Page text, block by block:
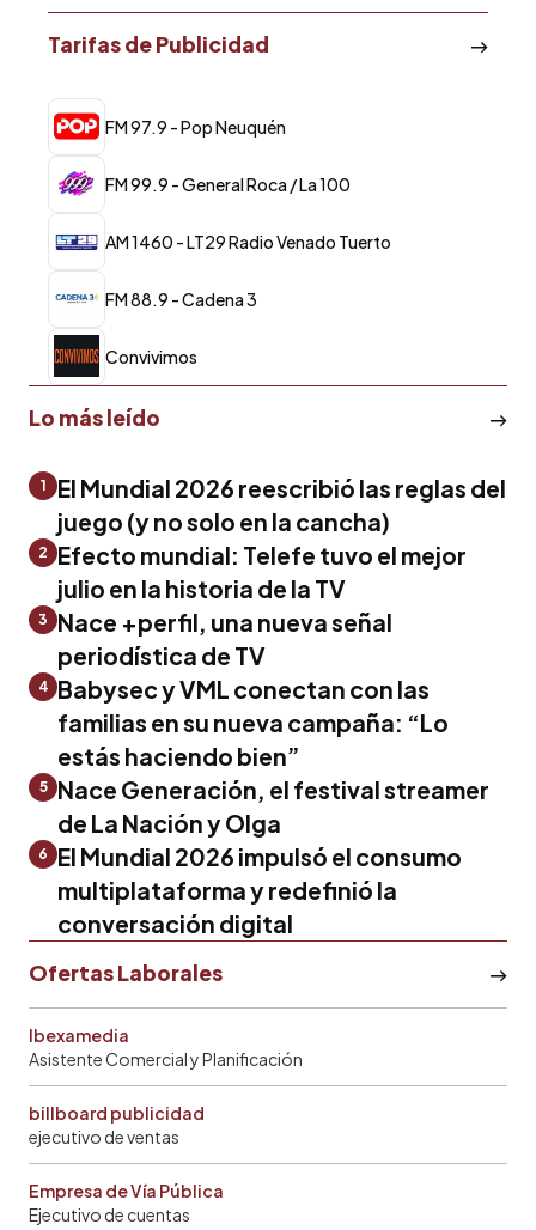
Tarifas de Publicidad
FM 97.9 - Pop Neuquén
FM 99.9 - General Roca / La 100
AM 1460 - LT29 Radio Venado Tuerto
FM 88.9 - Cadena 3
Convivimos
Lo más leído
1
El Mundial 2026 reescribió las reglas del
juego (y no solo en la cancha)
2
Efecto mundial: Telefe tuvo el mejor
julio en la historia de la TV
3
Nace +perfil, una nueva señal
periodística de TV
4 Babysec y VML conectan con las
familias en su nueva campaña: “Lo
estás haciendo bien”
5
Nace Generación, el festival streamer
de La Nación y Olga
6
El Mundial 2026 impulsó el consumo
multiplataforma y redefinió la
conversación digital
Ofertas Laborales
Ibexamedia
Asistente Comercial y Planificación
billboard publicidad
ejecutivo de ventas
Empresa de Vía Pública
Ejecutivo de cuentas